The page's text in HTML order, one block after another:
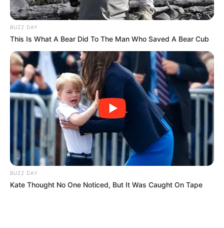
ΤΑΥΤΟΤΗΤΑ ΚΑΙ ΕΠΙΚΟΙΝΩΝΙΑ ΟΡΟΙ ΧΡΗΣΗΣ
© 2025 EVIANEWS του Γιώργου Κουτσελίνη
BUZZ DAY
This Is What A Bear Did To The Man Who Saved A Bear Cub
BUZZ DAY
Kate Thought No One Noticed, But It Was Caught On Tape